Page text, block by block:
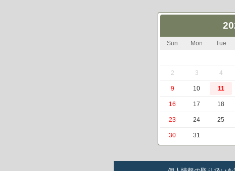
Sun Mon Tue
2 3 4
9 10 11
16 17 18
23 24 25
30 31